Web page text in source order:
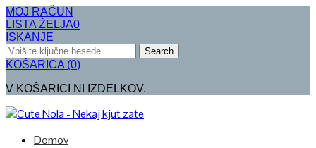
MOJ RAČUN
LISTA ŽELJA0
ISKANJE
Search
KOŠARICA (0)
V KOŠARICI NI IZDELKOV.
Domov